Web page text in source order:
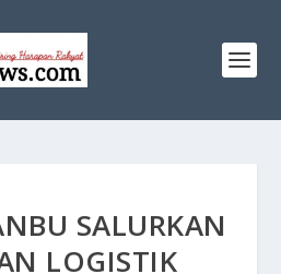
SALURKAN
LOGISTIK